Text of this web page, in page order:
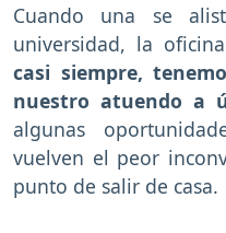
Cuando una se
universidad, la
casi siempre,
nuestro atuendo a
algunas
vuelven el peor
punto de salir de casa.